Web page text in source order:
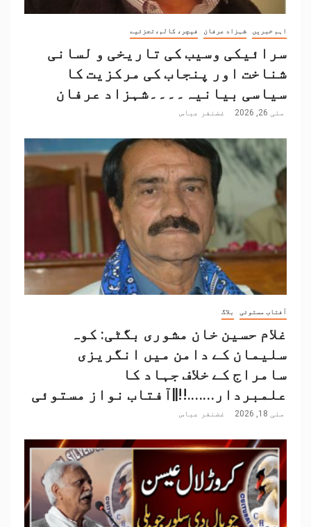
اہم خبریں شہزاد عرفان فیچر، کالم،تجزئیے
سرائیکی وسیب کی تاریخی و لسانی
شناخت اور پنجاب کی مرکزیت کا
سیاسی بیانیہ۔۔۔۔شہزاد عرفان
مئی 26, 2026 غضنفر عباس
آفتاب مستوئی بلاگ
غلام حسین خان مشوری بگٹی: کوہ
سلیمان کے دامن میں انگریزی
سامراج کے خلاف جہاد کا
علمبردار…….!!||آفتاب نواز مستوئی
مئی 18, 2026 غضنفر عباس